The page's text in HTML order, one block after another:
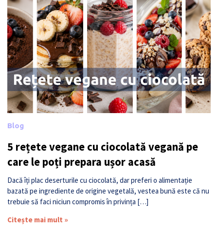
Blog
5 rețete vegane cu ciocolată vegană pe
care le poți prepara ușor acasă
Dacă îți plac deserturile cu ciocolată, dar preferi o alimentație
bazată pe ingrediente de origine vegetală, vestea bună este că nu
trebuie să faci niciun compromis în privința […]
Citește mai mult »